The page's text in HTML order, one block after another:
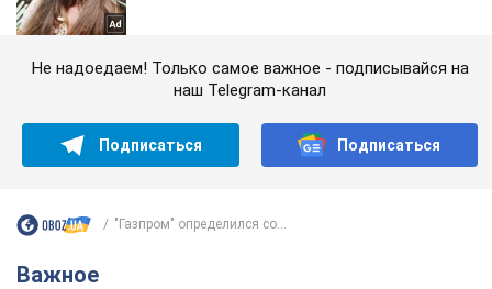
Не надоедаем! Только самое важное - подписывайся на
наш Telegram-канал
Подписаться Подписаться
"Газпром" определился со...
Важное